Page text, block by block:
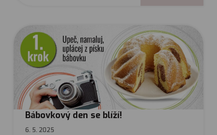
Bábovkový den se blíží!
6. 5. 2025